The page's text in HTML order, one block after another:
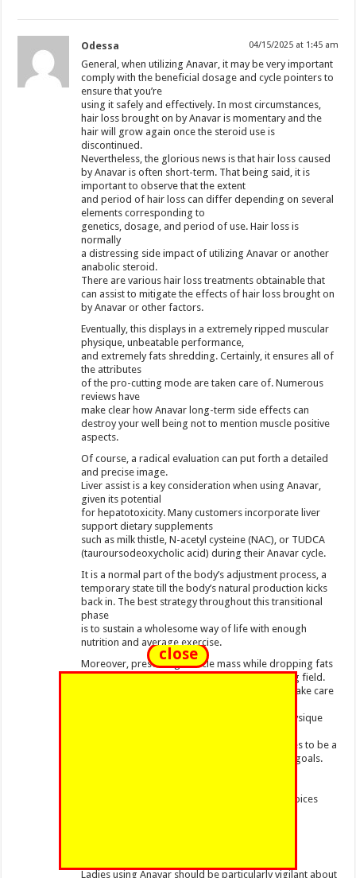
Odessa 04/15/2025 at 1:45 am
General, when utilizing Anavar, it may be very important
comply with the beneficial dosage and cycle pointers to
ensure that you’re
using it safely and effectively. In most circumstances,
hair loss brought on by Anavar is momentary and the
hair will grow again once the steroid use is
discontinued.
Nevertheless, the glorious news is that hair loss caused
by Anavar is often short-term. That being said, it is
important to observe that the extent
and period of hair loss can differ depending on several
elements corresponding to
genetics, dosage, and period of use. Hair loss is
normally
a distressing side impact of utilizing Anavar or another
anabolic steroid.
There are various hair loss treatments obtainable that
can assist to mitigate the effects of hair loss brought on
by Anavar or other factors.
Eventually, this displays in a extremely ripped muscular
physique, unbeatable performance,
and extremely fats shredding. Certainly, it ensures all of
the attributes
of the pro-cutting mode are taken care of. Numerous
reviews have
make clear how Anavar long-term side effects can
destroy your well being not to mention muscle positive
aspects.
Of course, a radical evaluation can put forth a detailed
and precise image.
Liver assist is a key consideration when using Anavar,
given its potential
for hepatotoxicity. Many customers incorporate liver
support dietary supplements
such as milk thistle, N-acetyl cysteine (NAC), or TUDCA
(tauroursodeoxycholic acid) during their Anavar cycle.
It is a normal part of the body’s adjustment process, a
temporary state till the body’s natural production kicks
back in. The best strategy throughout this transitional
phase
is to sustain a wholesome way of life with enough
nutrition and average exercise.
Moreover, preserving muscle mass while dropping fats
is a problem for a lot of within the bodybuilding field.
This is where Oxandrolone shines – it helps to take care
muscles while supporting in shedding extra physique
chiseled appearance. Thus, Oxandrolone proves to be a
priceless participant in achieving bodybuilding goals.
to assume about if you’re on the lookout for choices
Ladies using Anavar should be particularly vigilant about
close